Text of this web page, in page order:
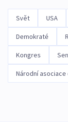
Svět USA
Demokraté
Kongres
Národní